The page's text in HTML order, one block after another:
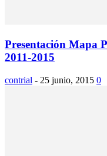
Presentación Mapa
2011-2015
contrial - 25 junio, 2015 0